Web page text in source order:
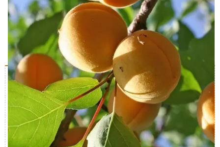
Характеристики Доставка и оплата
Отзывы (0)
Описание дерева
Характеристика Значение
Урожайность кг/
дерево
до 20
Срок созревания Ранний